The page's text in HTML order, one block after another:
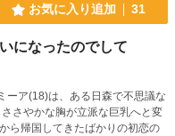
お気に入り追加 31
になったのでして
ーア(18)は、ある日森で不思議な
さやかな胸が立派な巨乳へと変
ら帰国してきたばかりの初恋の